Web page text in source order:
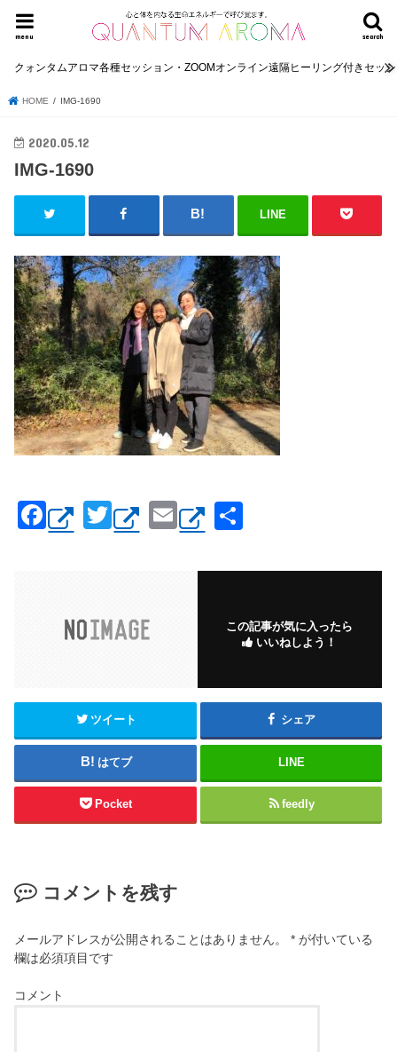
search
menu
クォンタムアロマ各種セッション・ZOOMオンライン遠隔ヒーリング付きセッ
HOME IMG-1690
2020.05.12
IMG-1690
LINE
F
a
T
wi
E
m
ail
この記事が気に入ったら
いいねしよう！
ツイート シェア
はてブ LINE
Pocket feedly
コメントを残す
メールアドレスが公開されることはありません。 * が付いている
欄は必須項目です
コメント